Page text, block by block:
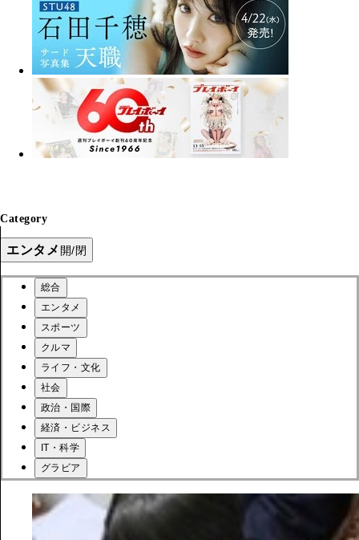
Category
エンタメ 開/閉
総合
エンタメ
スポーツ
クルマ
ライフ・文化
社会
政治・国際
経済・ビジネス
IT・科学
グラビア